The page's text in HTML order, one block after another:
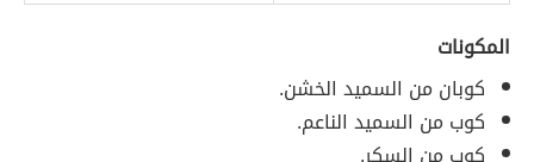
المكونات
كوبان من السميد الخشن.
كوب من السميد الناعم.